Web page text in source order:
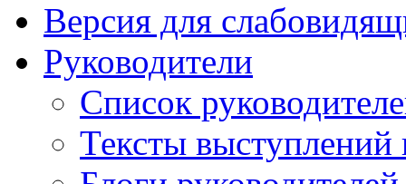
Версия для
Руководители
Список
Тексты выступлений